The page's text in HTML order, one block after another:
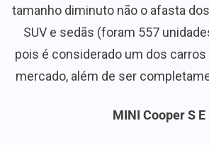
tamanho diminuto não o afasta
SUV e sedãs (foram 557
pois é considerado um dos
mercado, além de ser
MINI Cooper S E